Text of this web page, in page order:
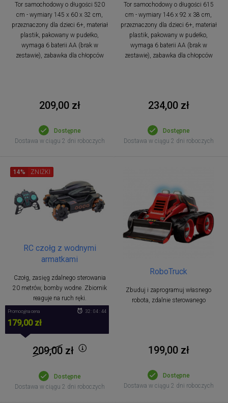
Tor samochodowy o długości 520
cm - wymiary 145 x 60 x 32 cm,
przeznaczony dla dzieci 6+, materiał
plastik, pakowany w pudełko,
wymaga 6 baterii AA (brak w
zestawie), zabawka dla chłopców
209,00 zł
Dostępne
Dostawa w ciągu 2 dni roboczych
Tor samochodowy o długości 615
cm - wymiary 146 x 92 x 38 cm,
przeznaczony dla dzieci 6+, materiał
plastik, pakowany w pudełko,
wymaga 6 baterii AA (brak w
zestawie), zabawka dla chłopców
234,00 zł
Dostępne
Dostawa w ciągu 2 dni roboczych
RC czołg z wodnymi
armatkami
Czołg, zasięg zdalnego sterowania
20 metrów, bomby wodne. Zbiornik
reaguje na ruch ręki.
14% ZNIŻKI
Promocyjna cena
179,00 zł
32 : 04 : 43
209,00zł
Dostępne
Dostawa w ciągu 2 dni roboczych
RoboTruck
Zbuduj i zaprogramuj własnego
robota, zdalnie sterowanego
199,00 zł
Dostępne
Dostawa w ciągu 2 dni roboczych